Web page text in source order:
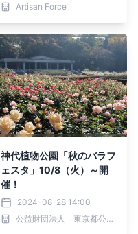
Artisan Force
神代植物公園「秋のバラフ
ェスタ」10/8（火）～開
催！
2024-08-28 14:00
公益財団法人 東京都公園協会